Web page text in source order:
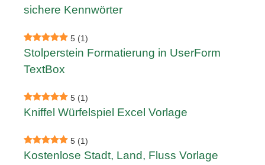
sichere Kennwörter
5 (1)
Stolperstein Formatierung in UserForm
TextBox
5 (1)
Kniffel Würfelspiel Excel Vorlage
5 (1)
Kostenlose Stadt, Land, Fluss Vorlage